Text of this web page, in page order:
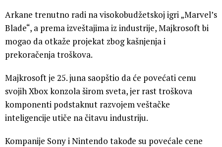
Arkane trenutno radi na visokobudžetskoj igri „Marvel’s
Blade“, a prema izveštajima iz industrije, Majkrosoft bi
mogao da otkaže projekat zbog kašnjenja i
prekoračenja troškova.
Majkrosoft je 25. juna saopštio da će povećati cenu
svojih Xbox konzola širom sveta, jer rast troškova
komponenti podstaknut razvojem veštačke
inteligencije utiče na čitavu industriju.
Kompanije Sony i Nintendo takođe su povećale cene